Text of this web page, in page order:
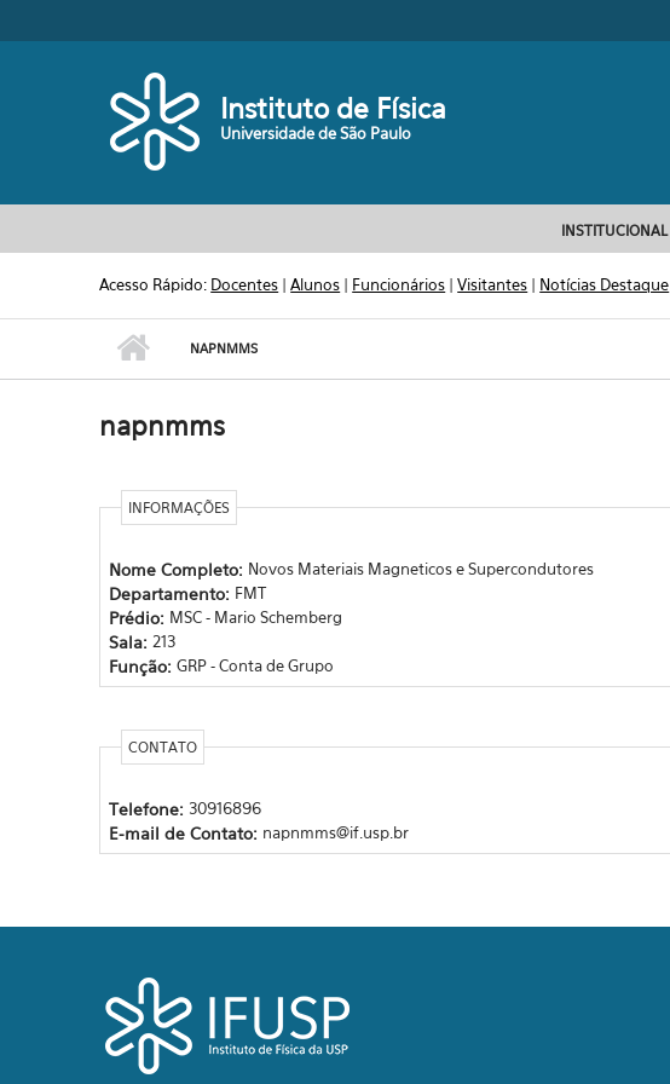
Instituto de Física
Universidade de São Paulo
INSTITUCIONAL
Acesso Rápido: Docentes |Alunos | Funcionários |Visitantes | Notícias Destaque
NAPNMMS
napnmms
INFORMAÇÕES
Nome Completo: Novos Materiais Magneticos e Supercondutores
Departamento: FMT
Prédio: MSC - Mario Schemberg
Sala: 213
Função: GRP - Conta de Grupo
CONTATO
Telefone: 30916896
E-mail de Contato: napnmms@if.usp.br